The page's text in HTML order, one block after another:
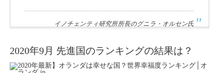
イノチェンティ研究所所長のグニラ・オルセン氏
2020年9月 先進国のランキングの結果は？